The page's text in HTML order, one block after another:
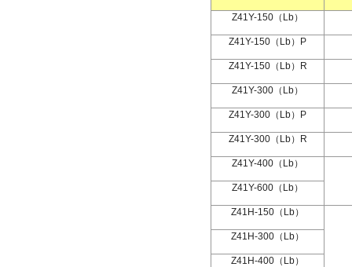
Z41Y-150 （ Lb）
Z41Y-150 （ Lb） P
Z41Y-150（ Lb） R
Z41Y-300 （ Lb）
Z41Y-300 （ Lb） P
Z41Y-300（ Lb） R
Z41Y-400 （ Lb）
Z41Y-600 （ Lb）
Z41H-150 （ Lb）
Z41H-300 （ Lb）
Z41H-400 （ Lb）